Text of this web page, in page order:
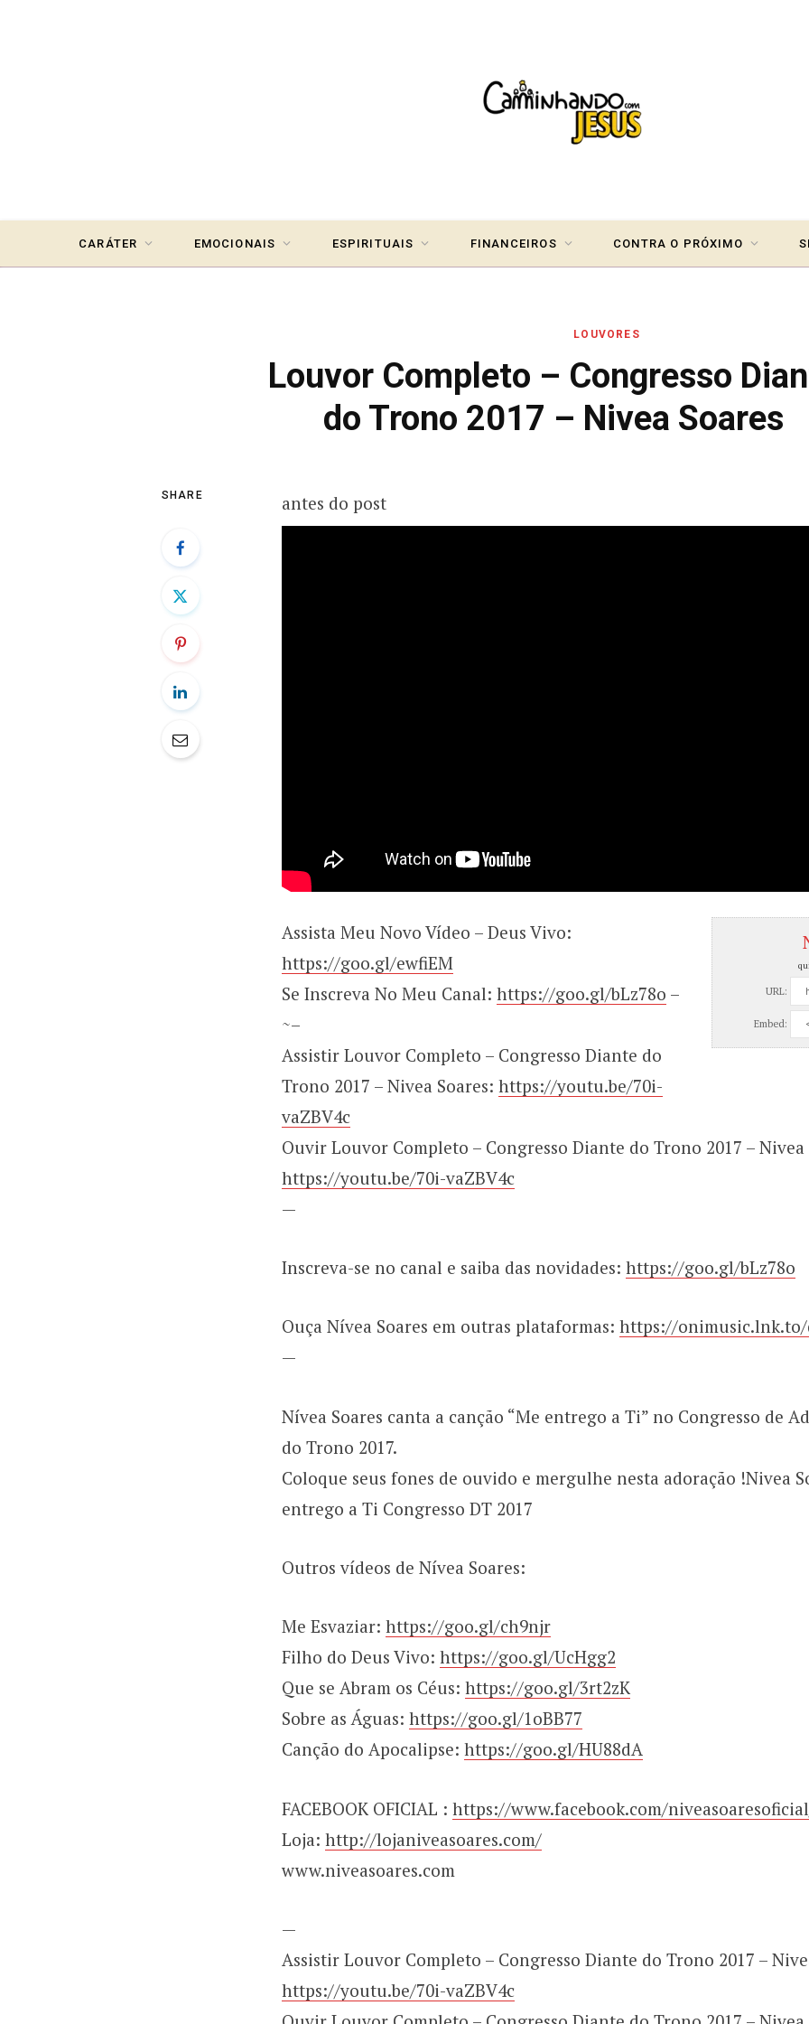
CARÁTER EMOCIONAIS ESPIRITUAIS FINANCEIROS CONTRA O PRÓXIMO
LOUVORES
Louvor Completo – Congresso
do Trono 2017 – Nivea Soares
SHARE antes do post
URL:
Embed:
Assista Meu Novo Vídeo – Deus Vivo:
https://goo.gl/ewfiEM
Se Inscreva No Meu Canal: https://goo.gl/bLz78o –
~–
Assistir Louvor Completo – Congresso Diante do
Trono 2017 – Nivea Soares: https://youtu.be/70i-
vaZBV4c
Ouvir Louvor Completo – Congresso Diante do Trono 2017 – Nivea
https://youtu.be/70i-vaZBV4c
—
Inscreva-se no canal e saiba das novidades: https://goo.gl/bLz78o
Ouça Nívea Soares em outras plataformas: https://onimusic.lnk.to/
—
Nívea Soares canta a canção “Me entrego a Ti” no Congresso de
do Trono 2017.
Coloque seus fones de ouvido e mergulhe nesta adoração !Nivea
entrego a Ti Congresso DT 2017
Outros vídeos de Nívea Soares:
Me Esvaziar: https://goo.gl/ch9njr
Filho do Deus Vivo: https://goo.gl/UcHgg2
Que se Abram os Céus: https://goo.gl/3rt2zK
Sobre as Águas: https://goo.gl/1oBB77
Canção do Apocalipse: https://goo.gl/HU88dA
FACEBOOK OFICIAL : https://www.facebook.com/
Loja: http://lojaniveasoares.com/
www.niveasoares.com
—
Assistir Louvor Completo – Congresso Diante do Trono 2017 –
https://youtu.be/70i-vaZBV4c